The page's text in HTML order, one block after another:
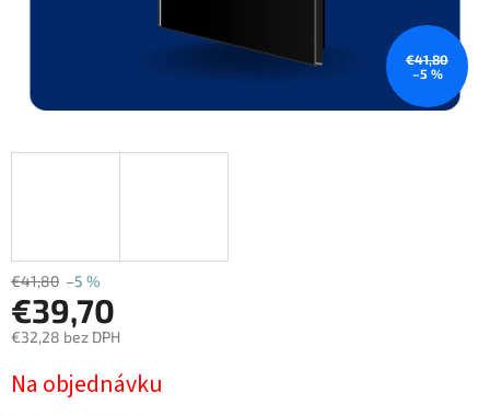
€41,80
–5 %
€41,80 –5 %
€39,70
€32,28 bez DPH
cena:
Na objednávku